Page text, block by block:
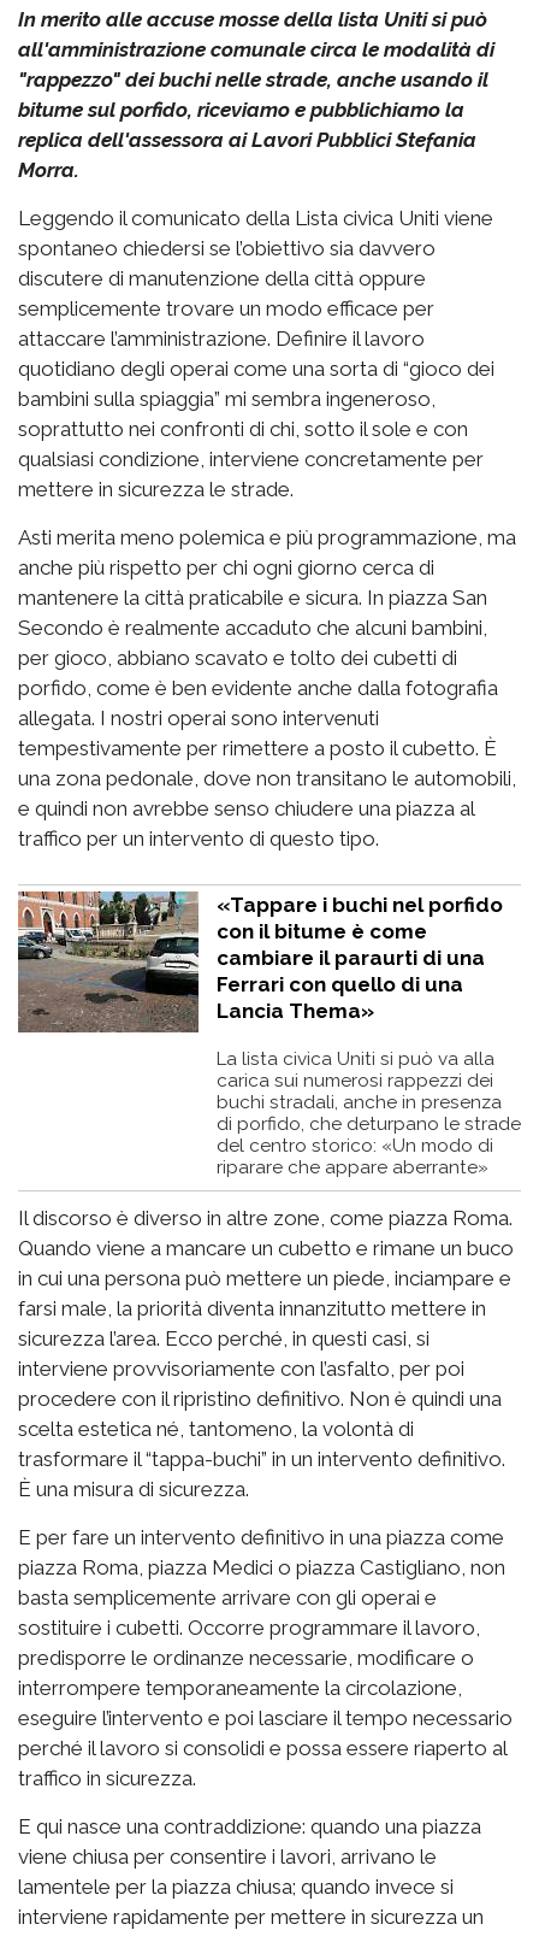
In merito alle accuse mosse della lista Uniti si può
all'amministrazione comunale circa le modalità di
"rappezzo" dei buchi nelle strade, anche usando il
bitume sul porfido, riceviamo e pubblichiamo la
replica dell'assessora ai Lavori Pubblici Stefania
Morra.
Leggendo il comunicato della Lista civica Uniti viene
spontaneo chiedersi se l’obiettivo sia davvero
discutere di manutenzione della città oppure
semplicemente trovare un modo efficace per
attaccare l’amministrazione. Definire il lavoro
quotidiano degli operai come una sorta di “gioco dei
bambini sulla spiaggia” mi sembra ingeneroso,
soprattutto nei confronti di chi, sotto il sole e con
qualsiasi condizione, interviene concretamente per
mettere in sicurezza le strade.
Asti merita meno polemica e più programmazione, ma
anche più rispetto per chi ogni giorno cerca di
mantenere la città praticabile e sicura. In piazza San
Secondo è realmente accaduto che alcuni bambini,
per gioco, abbiano scavato e tolto dei cubetti di
porfido, come è ben evidente anche dalla fotografia
allegata. I nostri operai sono intervenuti
tempestivamente per rimettere a posto il cubetto. È
una zona pedonale, dove non transitano le automobili,
e quindi non avrebbe senso chiudere una piazza al
traffico per un intervento di questo tipo.
«Tappare i buchi nel porfido
con il bitume è come
cambiare il paraurti di una
Ferrari con quello di una
Lancia Thema»
La lista civica Uniti si può va alla
carica sui numerosi rappezzi dei
buchi stradali, anche in presenza
di porfido, che deturpano le strade
del centro storico: «Un modo di
riparare che appare aberrante»
Il discorso è diverso in altre zone, come piazza Roma.
Quando viene a mancare un cubetto e rimane un buco
in cui una persona può mettere un piede, inciampare e
farsi male, la priorità diventa innanzitutto mettere in
sicurezza l’area. Ecco perché, in questi casi, si
interviene provvisoriamente con l’asfalto, per poi
procedere con il ripristino definitivo. Non è quindi una
scelta estetica né, tantomeno, la volontà di
trasformare il “tappa-buchi” in un intervento definitivo.
È una misura di sicurezza.
E per fare un intervento definitivo in una piazza come
piazza Roma, piazza Medici o piazza Castigliano, non
basta semplicemente arrivare con gli operai e
sostituire i cubetti. Occorre programmare il lavoro,
predisporre le ordinanze necessarie, modificare o
interrompere temporaneamente la circolazione,
eseguire l’intervento e poi lasciare il tempo necessario
perché il lavoro si consolidi e possa essere riaperto al
traffico in sicurezza.
E qui nasce una contraddizione: quando una piazza
viene chiusa per consentire i lavori, arrivano le
lamentele per la piazza chiusa; quando invece si
interviene rapidamente per mettere in sicurezza un